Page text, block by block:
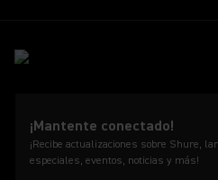
¡Mantente conectado!
¡Recibe actualizaciones sobre Shure,
especiales, eventos, noticias y más!